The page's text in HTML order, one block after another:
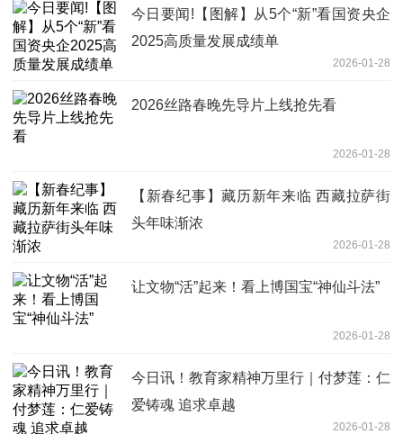
今日要闻!【图解】从5个“新”看国资央企
2025高质量发展成绩单
2026-01-28
2026丝路春晚先导片上线抢先看
2026-01-28
【新春纪事】藏历新年来临 西藏拉萨街
头年味渐浓
2026-01-28
让文物“活”起来！看上博国宝“神仙斗法”
2026-01-28
今日讯！教育家精神万里行｜付梦莲：仁
爱铸魂 追求卓越
2026-01-28